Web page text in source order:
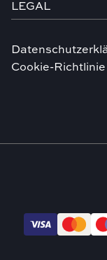
LEGAL
Cookie-Richtlinie